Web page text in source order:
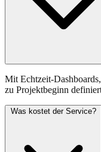
Mit Echtzeit-
zu Projektbeginn
Was kostet der Service?